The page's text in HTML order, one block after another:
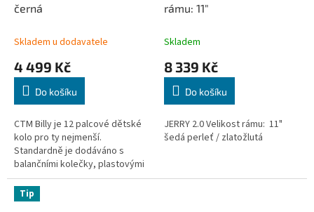
černá
Skladem u dodavatele
4 499 Kč
Do košíku
CTM Billy je 12 palcové dětské
kolo pro ty nejmenší.
Standardně je dodáváno s
balančními kolečky, plastovými
blatníčky a bezpečnostním
krytem řetězu. Zadní
protišlapná brzda je...
rámu: 11"
Skladem
8 339 Kč
Do košíku
JERRY 2.0 Velikost rámu: 11"
šedá perleť / zlatožlutá
Tip